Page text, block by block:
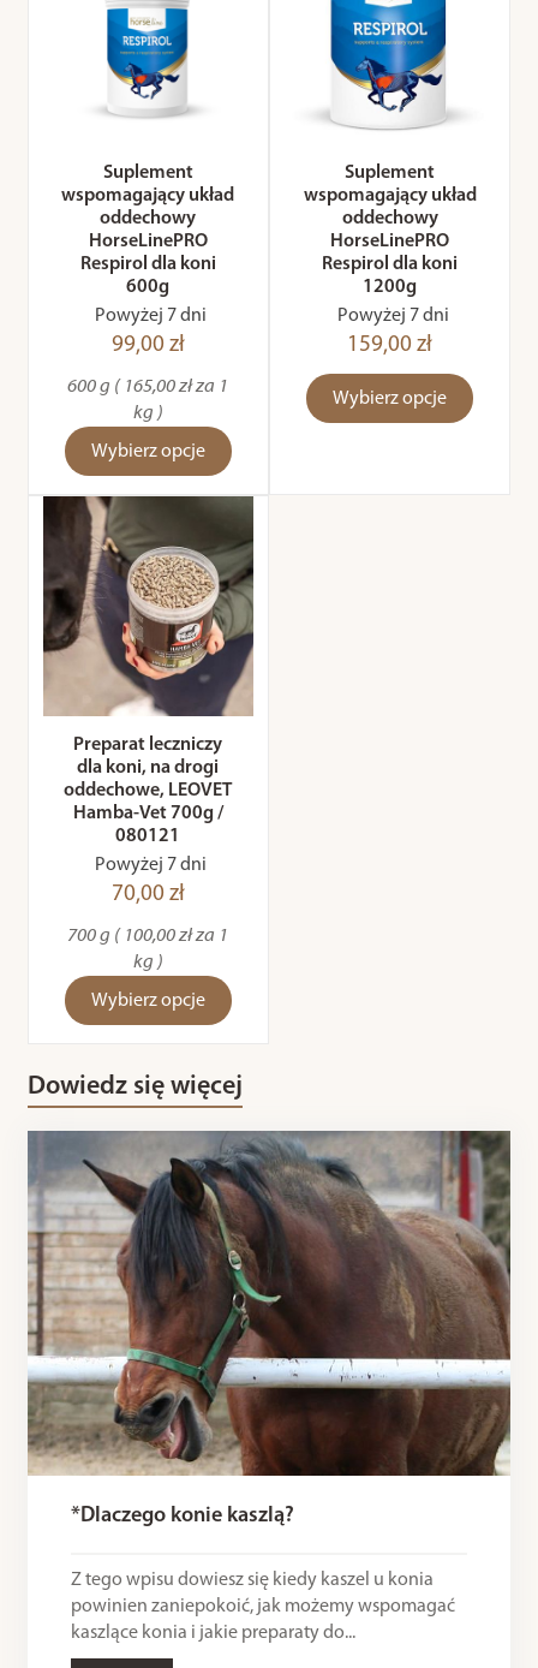
Suplement
wspomagający układ
oddechowy
HorseLinePRO
Respirol dla koni
600g
Powyżej 7 dni
99,00 zł
600 g ( 165,00 zł za 1
kg )
Wybierz opcje
Suplement
wspomagający układ
oddechowy
HorseLinePRO
Respirol dla koni
1200g
Powyżej 7 dni
159,00 zł
Wybierz opcje
Preparat leczniczy
dla koni, na drogi
oddechowe, LEOVET
Hamba-Vet 700g /
080121
Powyżej 7 dni
70,00 zł
700 g ( 100,00 zł za 1
kg )
Wybierz opcje
Dowiedz się więcej
*Dlaczego konie kaszlą?
Z tego wpisu dowiesz się kiedy kaszel u konia
powinien zaniepokoić, jak możemy wspomagać
kaszlące konia i jakie preparaty do...